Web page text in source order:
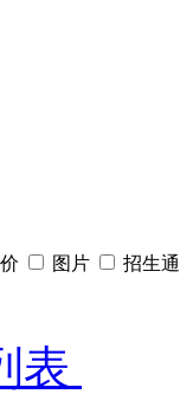
图片 招生通
表